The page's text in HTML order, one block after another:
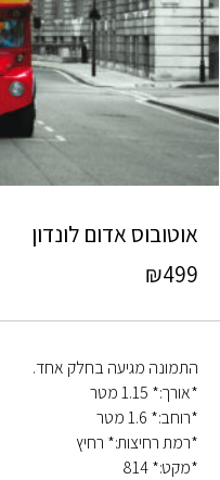
אוטובוס אדום לונדון
₪499
התמונה מגיעה בחלק אחד.
*אורך:* 1.15 מטר
*רוחב:* 1.6 מטר
*רמת רחיצות:* רחיץ
*מקט:* 814